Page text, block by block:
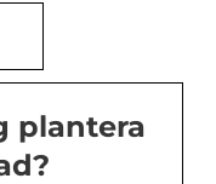
plantera